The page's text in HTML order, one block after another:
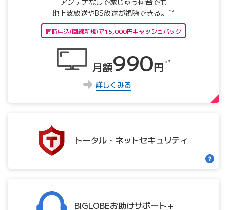
地上波放送やBS放送が視聴できる。
＊2
同時申込(回線新規)で15,000円キャッシュバック
月額990円 ＊3
詳しくみる
トータル・ ネットセキュリティ
BIGLOBEお助けサポート＋